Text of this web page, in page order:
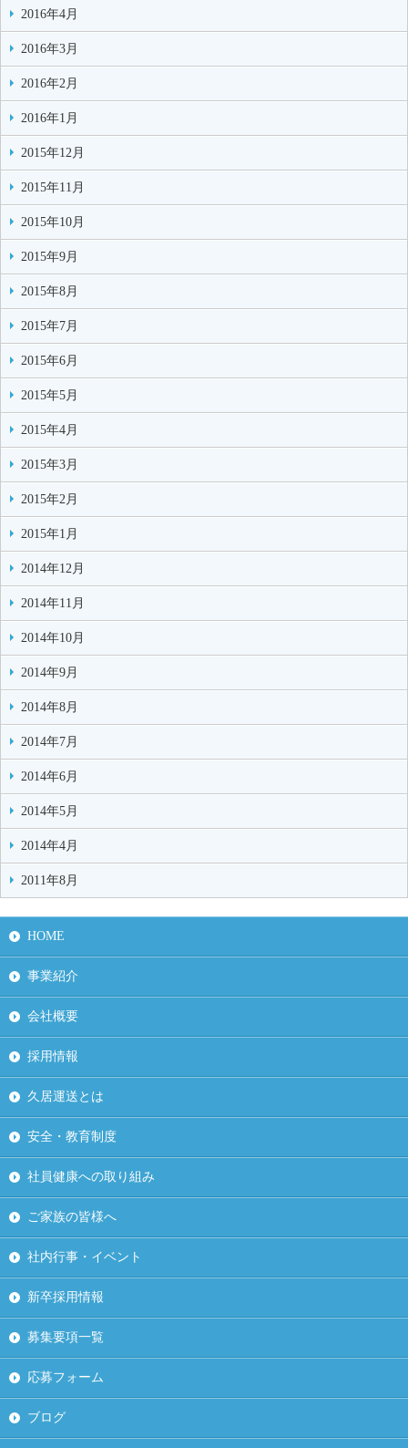
2016年4月
2016年3月
2016年2月
2016年1月
2015年12月
2015年11月
2015年10月
2015年9月
2015年8月
2015年7月
2015年6月
2015年5月
2015年4月
2015年3月
2015年2月
2015年1月
2014年12月
2014年11月
2014年10月
2014年9月
2014年8月
2014年7月
2014年6月
2014年5月
2014年4月
2011年8月
HOME
事業紹介
会社概要
採用情報
久居運送とは
安全・教育制度
社員健康への取り組み
ご家族の皆様へ
社内行事・イベント
新卒採用情報
募集要項一覧
応募フォーム
ブログ